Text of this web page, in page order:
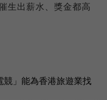
生出薪水、獎金都高
」能為香港旅遊業找